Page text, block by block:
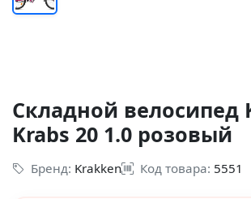
Складной велосипед
Krabs 20 1.0 розовый
Бренд: Krakken Код товара: 5551